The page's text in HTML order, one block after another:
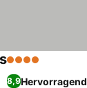
4 Sterne
8,9Hervorragend